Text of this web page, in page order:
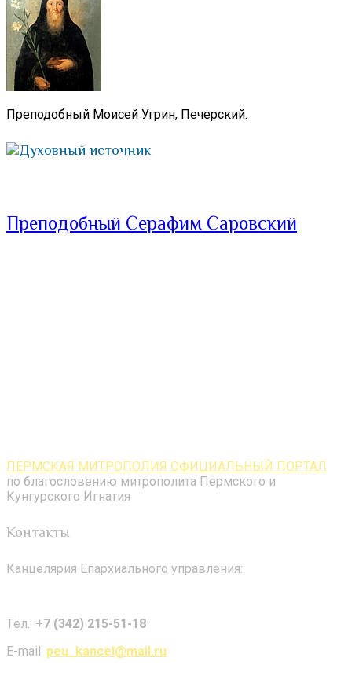
Преподобный Моисей Угрин, Печерский.
Духовный источник
Преподобный Серафим Саровский
ПЕРМСКАЯ МИТРОПОЛИЯ ОФИЦИАЛЬНЫЙ ПОРТАЛ
по благословению митрополита Пермского и
Кунгурского Игнатия
Контакты
Канцелярия Епархиального управления:
Tел.: +7 (342) 215-51-18
E-mail: peu_kancel@mail.ru